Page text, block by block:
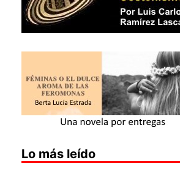
Lo más leído